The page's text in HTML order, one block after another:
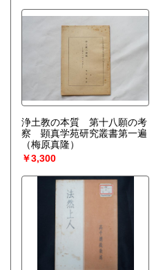
浄土教の本質 第十八願の考
察 顕真学苑研究叢書第一遍
（梅原真隆）
￥3,300